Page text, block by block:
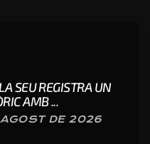
SEU REGISTRA UN
AMB ...
DE 2026